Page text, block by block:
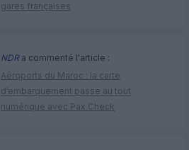
gares françaises
NDRa commenté l'article :
Aéroports du Maroc : la carte
d’embarquement passe au tout
numérique avec Pax Check